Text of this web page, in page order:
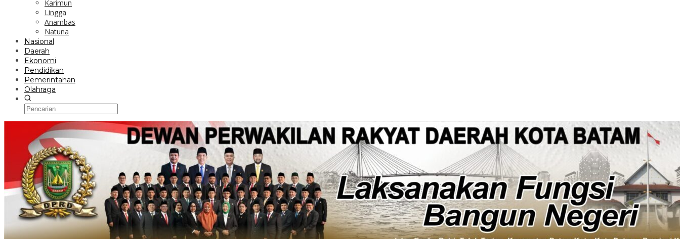
Karimun
Lingga
Anambas
Natuna
Nasional
Daerah
Ekonomi
Pendidikan
Pemerintahan
Olahraga